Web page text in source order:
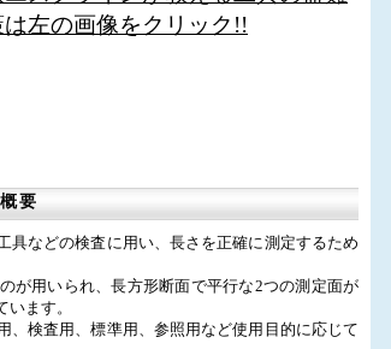
は左の画像をクリック!!
要
具などの検査に用い、長さを正確に測定するため
が用いられ、長方形断面で平行な2つの測定面が
ます。
、検査用、標準用、参照用など使用目的に応じて